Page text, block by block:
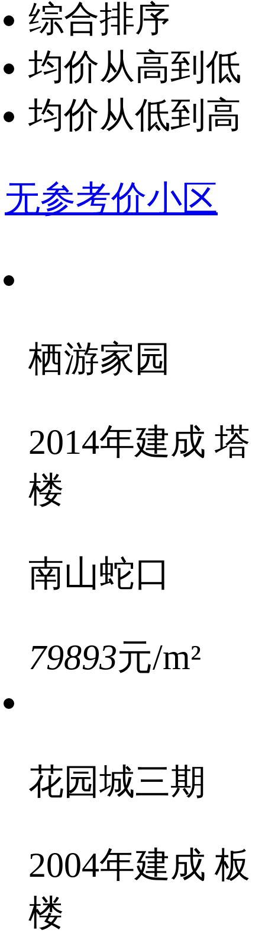
综合排序
均价从高到低
均价从低到高
无参考价小区
栖游家园
2014年建成 塔
楼
南山蛇口
79893元/m²
花园城三期
2004年建成 板
楼